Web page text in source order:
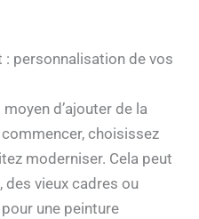
personnalisation de vos
d’ajouter de la
choisissez
moderniser. Cela peut
vieux cadres ou
une peinture